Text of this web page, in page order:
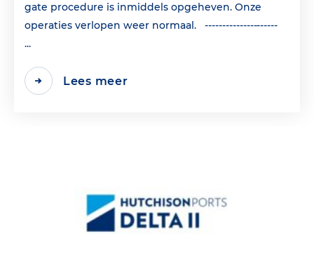
gate procedure is inmiddels opgeheven. Onze
operaties verlopen weer normaal. ---------------------
...
Lees meer